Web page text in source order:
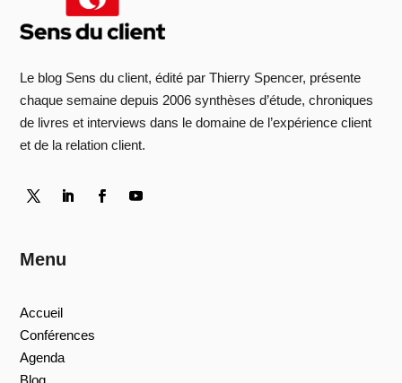
Le blog Sens du client, édité par Thierry Spencer, présente
chaque semaine depuis 2006 synthèses d’étude, chroniques
de livres et interviews dans le domaine de l’expérience client
et de la relation client.
Menu
Accueil
Conférences
Agenda